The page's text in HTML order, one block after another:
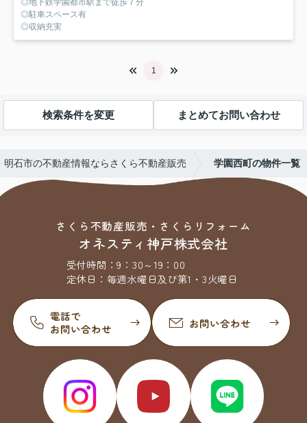
◎駐車スペース有
◎収納充実
1
検索条件を変更 まとめてお問い合わせ
明石市の不動産情報ならさくら不動産販売 学園西町の物件一覧
さくら不動産販売・さくらリフォーム
オネスティ神戸株式会社
受付時間：9：30～19：00
定休日： 毎週水曜日及び第1・3火曜日